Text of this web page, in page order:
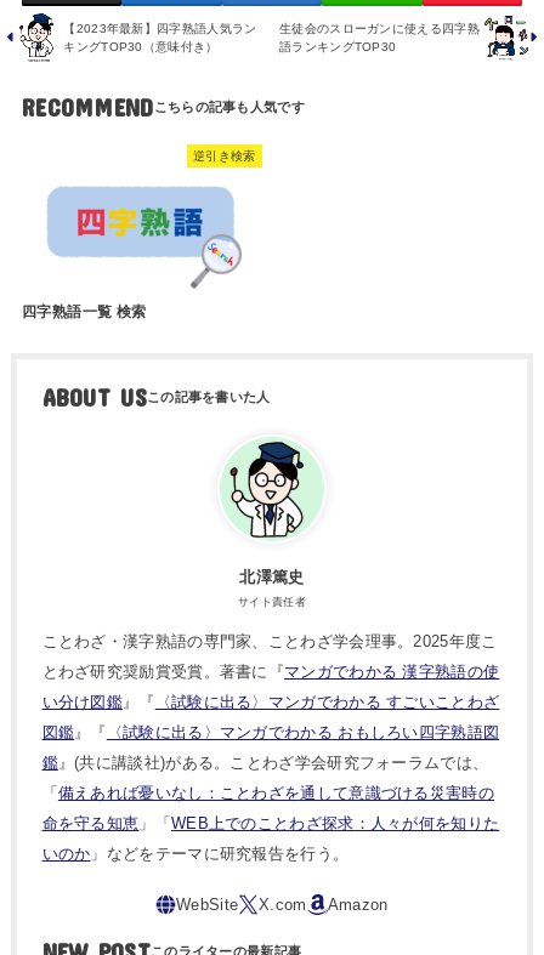
【2023年最新】四字熟語人気ラン
キングTOP30（意味付き）
生徒会のスローガンに使える四字熟
語ランキングTOP30
RECOMMEND
逆引き検索
四字熟語一覧 検索
ABOUT US
北澤篤史
サイト責任者
ことわざ・漢字熟語の専門家、ことわざ学会理事。2025年度こ
とわざ研究奨励賞受賞。著書に『マンガでわかる 漢字熟語の使
い分け図鑑 』『
〈試験に出る〉マンガでわかる すごいことわざ
図鑑 』『
〈試験に出る〉マンガでわかる おもしろい四字熟語図
鑑』(共に講談社)がある。ことわざ学会研究フォーラムでは、
「備えあれば憂いなし：ことわざを通して意識づける災害時の
命を守る知恵 」「WEB上でのことわざ探求：人々が何を知りた
いのか 」などをテーマに研究報告を行う。